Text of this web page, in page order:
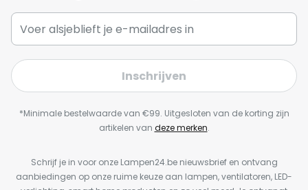
Inschrijven
*Minimale bestelwaarde van €99. Uitgesloten van de korting zijn
artikelen van deze merken.
Schrijf je in voor onze Lampen24.be nieuwsbrief en ontvang
aanbiedingen op onze ruime keuze aan lampen, ventilatoren, LED-